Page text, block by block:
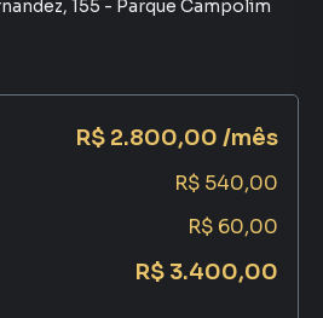
, 155 - Parque Campolim
R$ 2.800,00 /mês
R$ 540,00
R$ 60,00
R$ 3.400,00